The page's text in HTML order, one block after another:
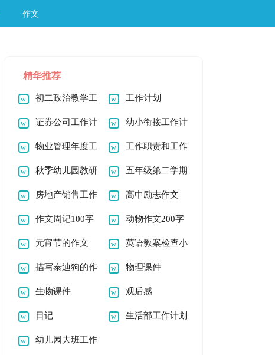
作文
精华推荐
初二政治教学工
作计划
工作计划
证券公司工作计
划
幼小衔接工作计
划
物业管理年度工
作计划
工作职责和工作
计划
秋季幼儿园教研
工作计划
五年级第二学期
班主任工作计划
房地产销售工作
计划
高中励志作文
作文周记100字 动物作文200字
范文
元宵节的作文
500字
英语教案检查小
结
描写泰迪狗的作
文200字
物理课件
生物课件 观后感
日记 生活部工作计划
幼儿园大班工作